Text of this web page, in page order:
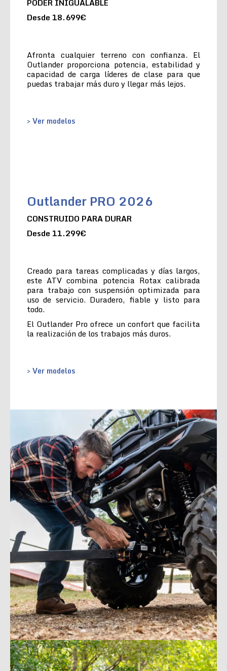
PODER INIGUALABLE
Desde 18.699€
Afronta cualquier terreno con confianza. El
Outlander proporciona potencia, estabilidad y
capacidad de carga líderes de clase para que
puedas trabajar más duro y llegar más lejos.
> Ver modelos
Outlander PRO 2026
CONSTRUIDO PARA DURAR
Desde 11.299€
Creado para tareas complicadas y días largos,
este ATV combina potencia Rotax calibrada
para trabajo con suspensión optimizada para
uso de servicio. Duradero, fiable y listo para
todo.
El Outlander Pro ofrece un confort que facilita
la realización de los trabajos más duros.
> Ver modelos